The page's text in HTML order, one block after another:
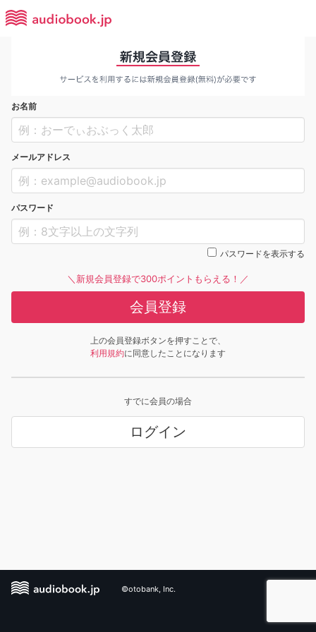
お名前
メールアドレス
パスワード
パスワードを表示する
＼新規会員登録で300ポイントもらえる！／
会員登録
上の会員登録ボタンを押すことで、
利用規約に同意したことになります
すでに会員の場合
ログイン
©otobank, Inc.